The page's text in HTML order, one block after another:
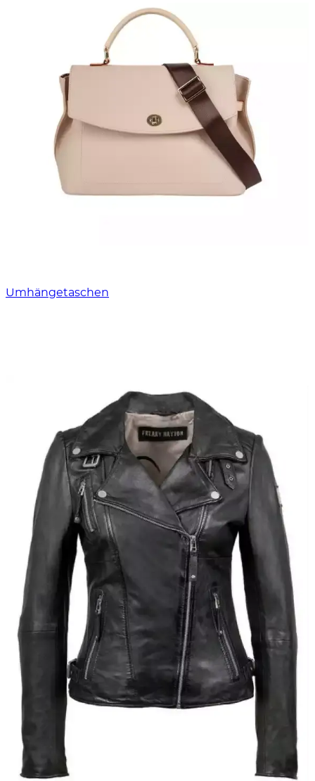
Umhängetaschen